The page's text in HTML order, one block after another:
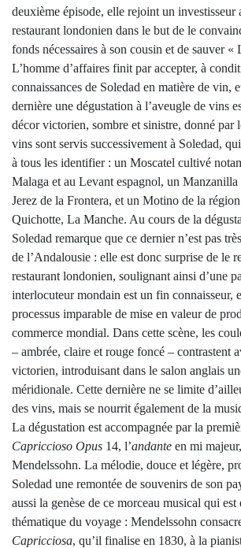
deuxième épisode, elle rejoint un investisseur
restaurant londonien dans le but de le
fonds nécessaires à son cousin et de sauver «
L’homme d’affaires finit par accepter, à
connaissances de Soledad en matière de vin,
dernière une dégustation à l’aveugle de vins
décor victorien, sombre et sinistre, donné par
vins sont servis successivement à Soledad,
à tous les identifier : un Moscatel cultivé
Malaga et au Levant espagnol, un Manzanilla
Jerez de la Frontera, et un Motino de la
Quichotte, La Manche. Au cours de la
Soledad remarque que ce dernier n’est pas
de l’Andalousie : elle est donc surprise de le
restaurant londonien, soulignant ainsi d’une
interlocuteur mondain est un fin connaisseur,
processus imparable de mise en valeur de
commerce mondial. Dans cette scène, les
– ambrée, claire et rouge foncé – contrastent
victorien, introduisant dans le salon anglais
méridionale. Cette dernière ne se limite
des vins, mais se nourrit également de la
La dégustation est accompagnée par la
Capriccioso Opus 14, l’andante en mi
Mendelssohn. La mélodie, douce et légère,
Soledad une remontée de souvenirs de son
aussi la genèse de ce morceau musical qui est
thématique du voyage : Mendelssohn
Capricciosa, qu’il finalise en 1830, à la